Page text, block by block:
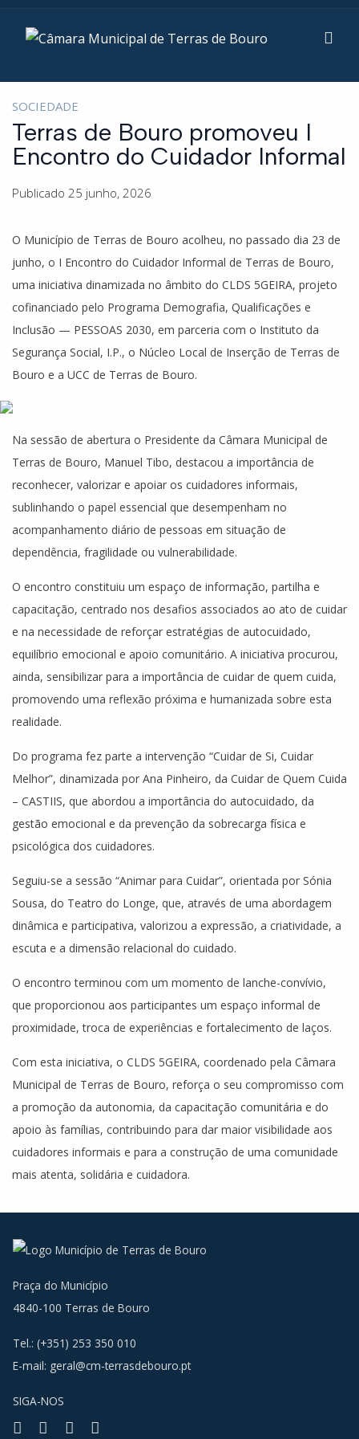
SOCIEDADE
Terras de Bouro promoveu I
Encontro do Cuidador Informal
Publicado 25 junho, 2026
O Município de Terras de Bouro acolheu, no passado dia 23 de
junho, o I Encontro do Cuidador Informal de Terras de Bouro,
uma iniciativa dinamizada no âmbito do CLDS 5GEIRA, projeto
cofinanciado pelo Programa Demografia, Qualificações e
Inclusão — PESSOAS 2030, em parceria com o Instituto da
Segurança Social, I.P., o Núcleo Local de Inserção de Terras de
Bouro e a UCC de Terras de Bouro.
Na sessão de abertura o Presidente da Câmara Municipal de
Terras de Bouro, Manuel Tibo, destacou a importância de
reconhecer, valorizar e apoiar os cuidadores informais,
sublinhando o papel essencial que desempenham no
acompanhamento diário de pessoas em situação de
dependência, fragilidade ou vulnerabilidade.
O encontro constituiu um espaço de informação, partilha e
capacitação, centrado nos desafios associados ao ato de cuidar
e na necessidade de reforçar estratégias de autocuidado,
equilíbrio emocional e apoio comunitário. A iniciativa procurou,
ainda, sensibilizar para a importância de cuidar de quem cuida,
promovendo uma reflexão próxima e humanizada sobre esta
realidade.
Do programa fez parte a intervenção “Cuidar de Si, Cuidar
Melhor”, dinamizada por Ana Pinheiro, da Cuidar de Quem Cuida
– CASTIIS, que abordou a importância do autocuidado, da
gestão emocional e da prevenção da sobrecarga física e
psicológica dos cuidadores.
Seguiu-se a sessão “Animar para Cuidar”, orientada por Sónia
Sousa, do Teatro do Longe, que, através de uma abordagem
dinâmica e participativa, valorizou a expressão, a criatividade, a
escuta e a dimensão relacional do cuidado.
O encontro terminou com um momento de lanche-convívio,
que proporcionou aos participantes um espaço informal de
proximidade, troca de experiências e fortalecimento de laços.
Com esta iniciativa, o CLDS 5GEIRA, coordenado pela Câmara
Municipal de Terras de Bouro, reforça o seu compromisso com
a promoção da autonomia, da capacitação comunitária e do
apoio às famílias, contribuindo para dar maior visibilidade aos
cuidadores informais e para a construção de uma comunidade
mais atenta, solidária e cuidadora.
Praça do Município
4840-100 Terras de Bouro
Tel.: (+351) 253 350 010
E-mail: geral@cm-terrasdebouro.pt
SIGA-NOS
Facebook
Youtube
Instagram